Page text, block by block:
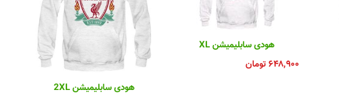
هودی سابلیمیشن XL
۶۴۸,۹۰۰تومان
هودی سابلیمیشن 2XL